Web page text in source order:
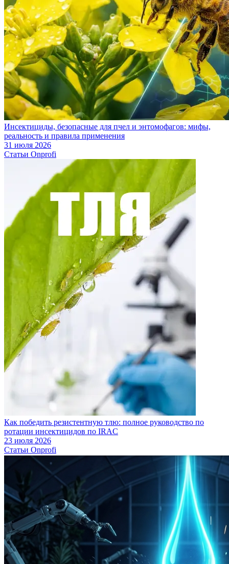
Инсектициды, безопасные для пчел и энтомофагов: мифы,
реальность и правила применения
31 июля 2026
Статьи Onprofi
Как победить резистентную тлю: полное руководство по
ротации инсектицидов по IRAC
23 июля 2026
Статьи Onprofi